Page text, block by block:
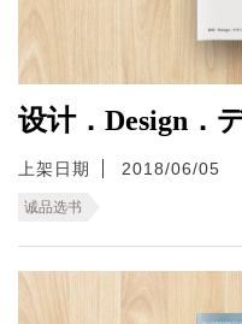
设计．Design．
上架日期 2018/06/05
诚品选书